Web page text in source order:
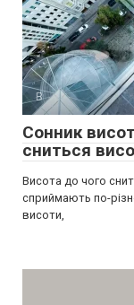
В
Сонник
сниться
Висота до чого
сприймають по-
висоти,